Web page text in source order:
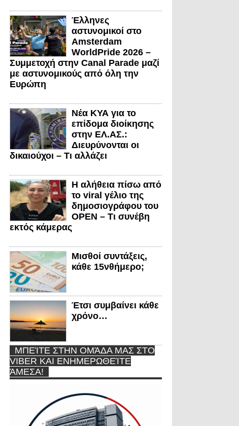
Έλληνες
αστυνομικοί στο
Amsterdam
WorldPride 2026 –
Συμμετοχή στην Canal Parade μαζί
με αστυνομικούς από όλη την
Ευρώπη
Νέα ΚΥΑ για το
επίδομα διοίκησης
στην ΕΛ.ΑΣ.:
Διευρύνονται οι
δικαιούχοι – Τι αλλάζει
Η αλήθεια πίσω από
το viral γέλιο της
δημοσιογράφου του
OPEN – Τι συνέβη
εκτός κάμερας
Μισθοί συντάξεις,
κάθε 15νθήμερο;
Έτσι συμβαίνει κάθε
χρόνο…
ΜΠΕΊΤΕ ΣΤΗΝ ΟΜΆΔΑ ΜΑΣ ΣΤΟ
VIBER ΚΑΙ ΕΝΗΜΕΡΩΘΕΊΤΕ
ΆΜΕΣΑ!